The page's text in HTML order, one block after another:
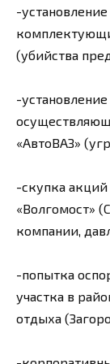
-
(убийства
-
«АвтоВАЗ»
-скупка
«Волгомост»
компании,
-попытка
участка в
отдыха